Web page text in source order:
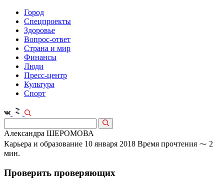
Город
Спецпроекты
Здоровье
Вопрос-ответ
Страна и мир
Финансы
Люди
Пресс-центр
Культура
Спорт
Александра ШЕРОМОВА
Карьера и образование 10 января 2018 Время прочтения ⁓ 2
мин.
Проверить проверяющих